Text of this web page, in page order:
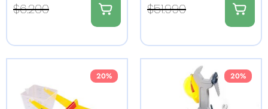
$6.200 $51.990
20% 20%